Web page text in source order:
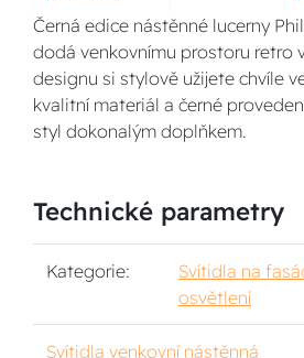
Černá edice nástěnné lucerny
dodá venkovnímu prostoru retro
designu si stylově užijete chvíle
kvalitní materiál a černé
styl dokonalým doplňkem.
Technické parametry
Kategorie:
Svítidla na
osvětlení
Svítidla venkovní nástěnná